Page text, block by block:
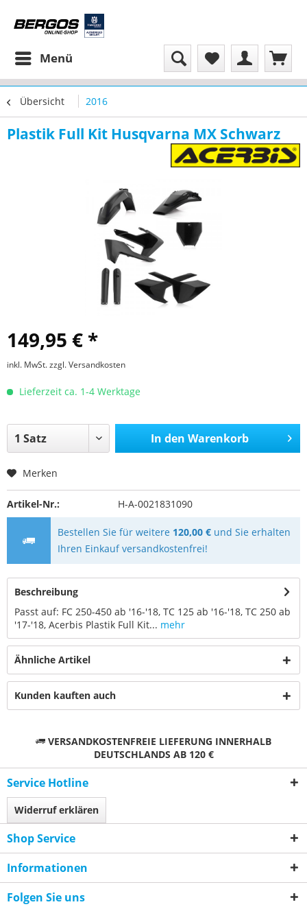
Menü
Übersicht 2016
Plastik Full Kit Husqvarna MX Schwarz
149,95 € *
inkl. MwSt.zzgl. Versandkosten
Lieferzeit ca. 1-4 Werktage
In den Warenkorb
Merken
Artikel-Nr.: H-A-0021831090
Bestellen Sie für weitere 120,00 € und Sie erhalten
Ihren Einkauf versandkostenfrei!
Beschreibung
Passt auf: FC 250-450 ab '16-'18, TC 125 ab '16-'18, TC 250 ab
'17-'18, Acerbis Plastik Full Kit... mehr
Ähnliche Artikel
Kunden kauften auch
VERSANDKOSTENFREIE LIEFERUNG INNERHALB
DEUTSCHLANDS AB 120 €
Service Hotline
Widerruf erklären
Shop Service
Informationen
Folgen Sie uns